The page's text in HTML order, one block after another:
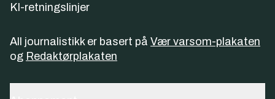
KI-retningslinjer
All journalistikk er basert på Vær varsom-plakaten
og Redaktørplakaten